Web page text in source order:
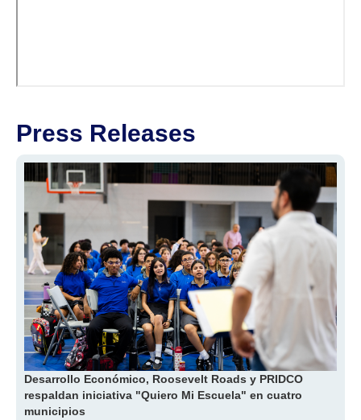
Press Releases
Desarrollo Económico, Roosevelt Roads y PRIDCO
respaldan iniciativa "Quiero Mi Escuela" en cuatro
municipios